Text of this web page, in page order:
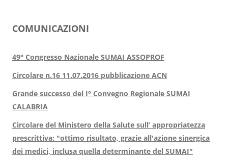
COMUNICAZIONI
49° Congresso Nazionale SUMAI ASSOPROF
Circolare n.16 11.07.2016 pubblicazione ACN
Grande successo del I° Convegno Regionale SUMAI
CALABRIA
Circolare del Ministero della Salute sull’ appropriatezza
prescrittiva: "ottimo risultato, grazie all'azione sinergica
dei medici, inclusa quella determinante del SUMAI"